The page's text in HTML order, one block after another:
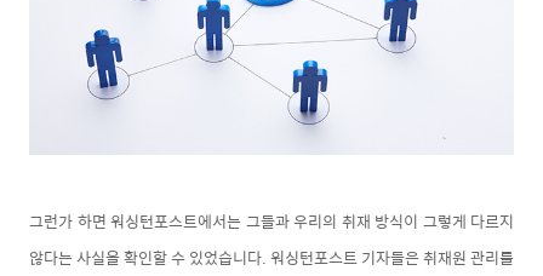
그런가 하면 워싱턴포스트에서는 그들과 우리의 취재 방식이 그렇게 다르지
않다는 사실을 확인할 수 있었습니다. 워싱턴포스트 기자들은 취재원 관리를